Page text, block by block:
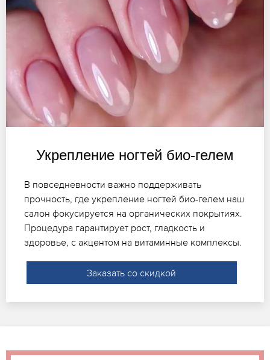
Укрепление ногтей био-гелем
В повседневности важно поддерживать
прочность, где укрепление ногтей био-гелем наш
салон фокусируется на органических покрытиях.
Процедура гарантирует рост, гладкость и
здоровье, с акцентом на витаминные комплексы.
Заказать со скидкой